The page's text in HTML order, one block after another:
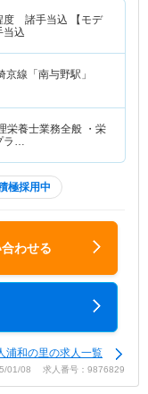
度 諸手当込 【モデ
当込
京線「南与野駅」
栄養士業務全般 ・栄
ラ…
極採用中
わせる
浦和の里の求人一覧
01/08 求人番号：9876829